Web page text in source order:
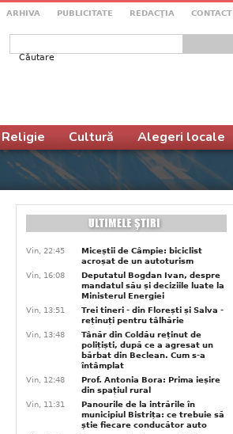
ARHIVA PUBLICITATE REDACŢIA CONTACT
Formular de căutare
Religie Cultură Alegeri locale
Vin, 22:45
Miceștii de Câmpie: biciclist
acroșat de un autoturism
Vin, 16:08
Deputatul Bogdan Ivan, despre
mandatul său și deciziile luate la
Ministerul Energiei
Vin, 13:51
Trei tineri - din Florești și Salva -
reținuți pentru tâlhărie
Vin, 13:48
Tânăr din Coldău reținut de
polițiști, după ce a agresat un
bărbat din Beclean. Cum s-a
întâmplat
Vin, 12:48
Prof. Antonia Bora: Prima ieșire
din spațiul rural
Vin, 11:31
Panourile de la intrările în
municipiul Bistrița: ce trebuie să
știe fiecare conducător auto